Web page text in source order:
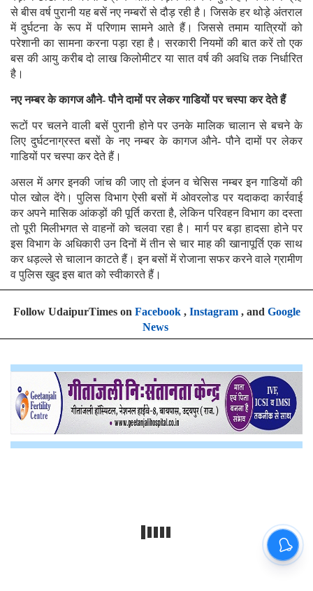
से बीस वर्ष पुरानी यह बसें नए नम्बरों से दौड़ रही है। जिसके हर थोड़े अंतराल
में दुर्घटना के रूप में परिणाम सामने आते हैं। जिससे तमाम यात्रियों को
परेशानी का सामना करना पड़ा रहा है। सरकारी नियमों की बात करें तो एक
बस की आयु करीब दो लाख किलोमीटर या सात वर्ष की अवधि तक निर्धारित
है।
नए नम्बर के कागज औने- पौने दामों पर लेकर गाडियों पर चस्पा कर देते हैं
रूटों पर चलने वाली बसें पुरानी होने पर उनके मालिक चालान से बचने के
लिए दुर्घटनाग्रस्त बसों के नए नम्बर के कागज औने- पौने दामों पर लेकर
गाडियों पर चस्पा कर देते हैं।
असल में अगर इनकी जांच की जाए तो इंजन व चेसिस नम्बर इन गाडियों की
पोल खोल देंगे। पुलिस विभाग ऐसी बसों में ओवरलोड पर यदाकदा कार्रवाई
कर अपने मासिक आंकड़ों की पूर्ति करता है, लेकिन परिवहन विभाग का दस्ता
तो पूरी मिलीभगत से वाहनों को चलवा रहा है। मार्ग पर बड़ा हादसा होने पर
इस विभाग के अधिकारी उन दिनों में तीन से चार माह की खानापूर्ति एक साथ
कर धड़ल्ले से चालान काटते हैं। इन बसों में रोजाना सफर करने वाले ग्रामीण
व पुलिस खुद इस बात को स्वीकारते हैं।
Follow UdaipurTimes on Facebook, Instagram, and Google
News